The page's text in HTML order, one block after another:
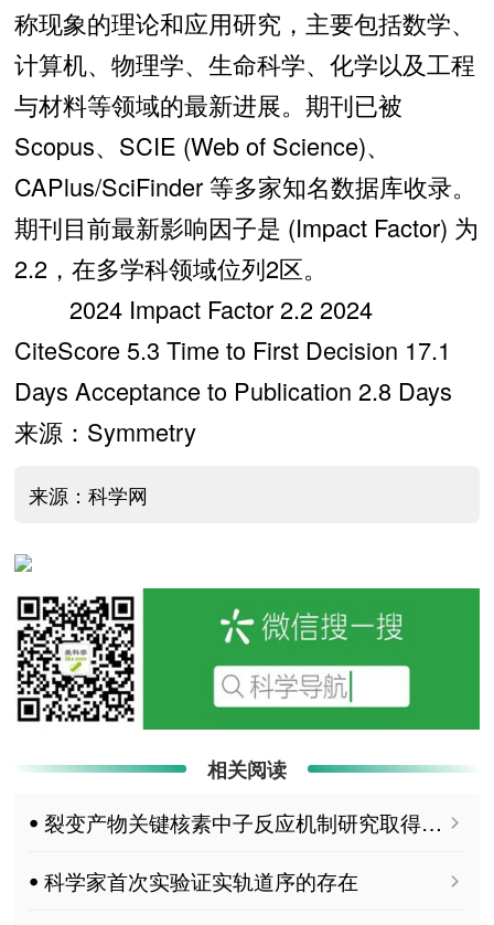
称现象的理论和应用研究，主要包括数学、
计算机、物理学、生命科学、化学以及工程
与材料等领域的最新进展。期刊已被
Scopus、SCIE (Web of Science)、
CAPlus/SciFinder 等多家知名数据库收录。
期刊目前最新影响因子是 (Impact Factor) 为
2.2，在多学科领域位列2区。
2024 Impact Factor 2.2 2024
CiteScore 5.3 Time to First Decision 17.1
Days Acceptance to Publication 2.8 Days
来源：Symmetry
来源：科学网
相关阅读
ꔷ 裂变产物关键核素中子反应机制研究取得系列进展
ꔷ 科学家首次实验证实轨道序的存在